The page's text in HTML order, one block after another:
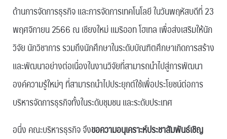
ด้านการจัดการธุรกิจ และการจัดการเทคโนโลยี ในวันพฤหัสบดีที่ 23
พฤศจิกายน 2566 ณ เชียงใหม่ แมริออท โฮเทล เพื่อส่งเสริมให้นัก
วิจัย นักวิชาการ รวมถึงนักศึกษาในระดับบัณฑิตศึกษาเกิดการสร้าง
และพัฒนาอย่างต่อเนื่องในงานวิจัยที่สามารถนำไปสู่การพัฒนา
องค์ความรู้ใหม่ๆ ที่สามารถนำไปประยุกต์ใช้เพื่อประโยชน์ต่อการ
บริหารจัดการธุรกิจทั้งในระดับชุมชน และระดับประเทศ
อนึ่ง คณะบริหารธุรกิจ จึงขอความอนุเคราะห์ประชาสัมพันธ์เชิญ